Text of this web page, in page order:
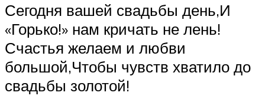
Сегодня вашей свадьбы день,И
«Горько!» нам кричать не лень!
Счастья желаем и любви
большой,Чтобы чувств хватило до
свадьбы золотой!